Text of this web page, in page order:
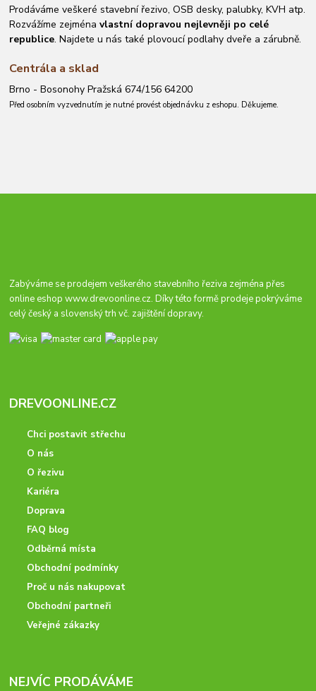
Prodáváme veškeré stavební řezivo, OSB desky, palubky, KVH atp.
Rozvážíme zejménavlastní dopravou nejlevněji po celé
republice. Najdete u nás také plovoucí podlahy dveře a zárubně.
Centrála a sklad
Brno - Bosonohy Pražská 674/156 64200
Před osobním vyzvednutím je nutné provést objednávku z eshopu. Děkujeme.
Zabýváme se prodejem veškerého stavebního řeziva zejména přes
online eshopwww.drevoonline.cz. Díky této formě prodeje pokrýváme
celý český a slovenský trh vč. zajištění dopravy.
DREVOONLINE.CZ
Chci postavit střechu
O nás
O řezivu
Kariéra
Doprava
FAQ blog
Odběrná místa
Obchodní podmínky
Proč u nás nakupovat
Obchodní partneři
Veřejné zákazky
NEJVÍC PRODÁVÁME